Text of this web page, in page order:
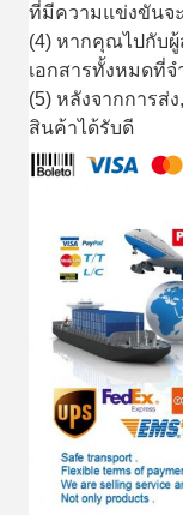
ที่มีความแข่งขันจ
(4) หากคุณไปกับผู้
เอกสารทั้งหมดที่
(5) หลังจากการส่
สินค้าได้รับดี